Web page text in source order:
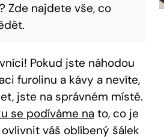
? Zde najdete vše, co
Pokud jste náhodou
furolinu a kávy a nevíte,
jste na správném místě.
se podíváme na to, co je
váš oblíbený šálek